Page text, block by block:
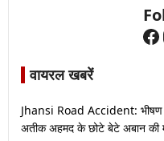
वायरल खबरें
Jhansi Road Accident: भीषण
अतीक अहमद के छोटे बेटे अबान की